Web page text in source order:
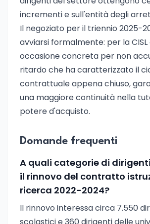
incrementi e sull'entità degli
Il negoziato per il triennio 2025-
avviarsi formalmente: per la
occasione concreta per non
ritardo che ha caratterizzato il
contrattuale appena chiuso,
una maggiore continuità nella
potere d'acquisto.
Domande frequenti
A quali categorie di
il rinnovo del contratto
ricerca 2022-2024?
Il rinnovo interessa circa 7.550